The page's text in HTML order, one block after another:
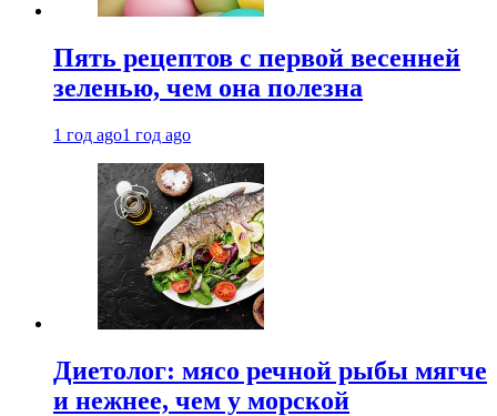
Пять рецептов с первой весенней
зеленью, чем она полезна
1 год ago1 год ago
Диетолог: мясо речной рыбы мягче
и нежнее, чем у морской